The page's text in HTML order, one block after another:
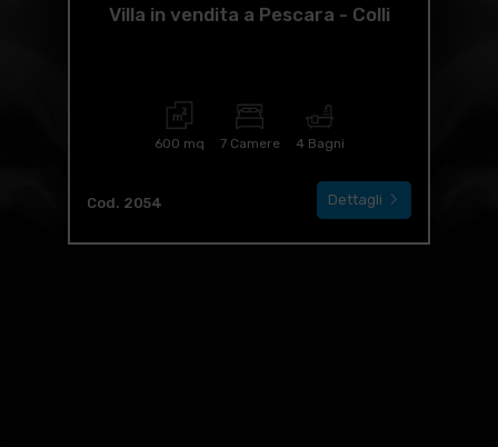
Villa in vendita a Pescara - Colli
600 mq 7 Camere 4 Bagni
Cod. 2054 Dettagli